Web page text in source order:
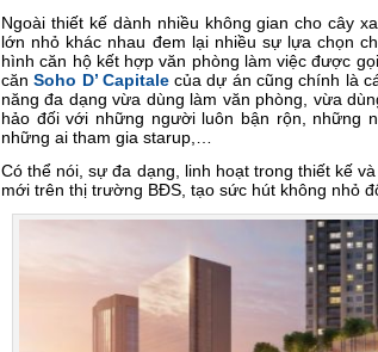
Ngoài thiết kế dành nhiều không gian cho cây
lớn nhỏ khác nhau đem lại nhiều sự lựa chọn
hình căn hộ kết hợp văn phòng làm việc được
cănSoho D’ Capitalecủa dự án cũng chính là
năng đa dạng vừa dùng làm văn phòng, vừa
hảo đối với những người luôn bận rộn, những
những ai tham gia starup,…
Có thể nói, sự đa dạng, linh hoạt trong thiết kế
mới trên thị trường BĐS, tạo sức hút không nhỏ